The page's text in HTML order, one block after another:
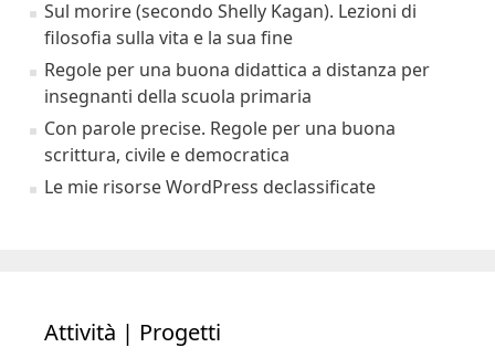
Sul morire (secondo Shelly Kagan). Lezioni di
filosofia sulla vita e la sua fine
Regole per una buona didattica a distanza per
insegnanti della scuola primaria
Con parole precise. Regole per una buona
scrittura, civile e democratica
Le mie risorse WordPress declassificate
Attività | Progetti